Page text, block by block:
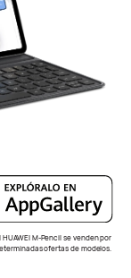
M-Pencil se venden por
ofertas de modelos.